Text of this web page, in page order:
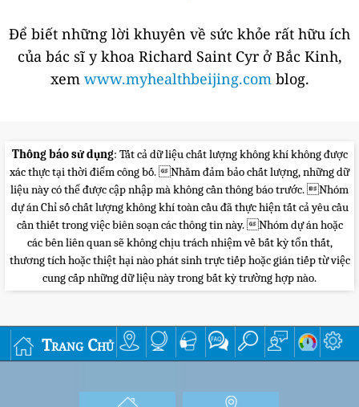
Để biết những lời khuyên về sức khỏe rất hữu ích
của bác sĩ y khoa Richard Saint Cyr ở Bắc Kinh,
xem www.myhealthbeijing.com blog.
Thông báo sử dụng: Tất cả dữ liệu chất lượng không khí không được
xác thực tại thời điểm công bố. Nhằm đảm bảo chất lượng, những dữ
liệu này có thể được cập nhập mà không cần thông báo trước. Nhóm
dự án Chỉ số chất lượng không khí toàn cầu đã thực hiện tất cả yêu cầu
cần thiết trong việc biên soạn các thông tin này. Nhóm dự án hoặc
các bên liên quan sẽ không chịu trách nhiệm về bất kỳ tổn thất,
thương tích hoặc thiệt hại nào phát sinh trực tiếp hoặc gián tiếp từ việc
cung cấp những dữ liệu này trong bất kỳ trường hợp nào.
Trang Chủ